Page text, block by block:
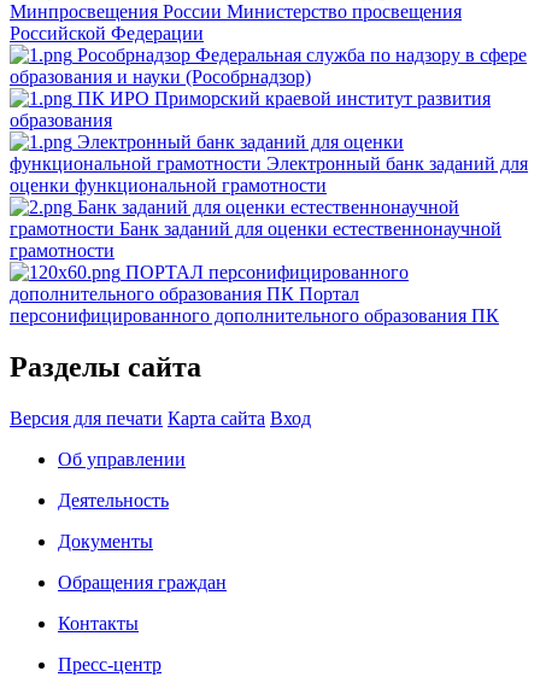
Минпросвещения России Министерство просвещения
Российской Федерации
Рособрнадзор Федеральная служба по надзору в сфере
образования и науки (Рособрнадзор)
ПК ИРО Приморский краевой институт развития
образования
Электронный банк заданий для оценки
функциональной грамотности Электронный банк заданий для
оценки функциональной грамотности
Банк заданий для оценки естественнонаучной
грамотности Банк заданий для оценки естественнонаучной
грамотности
ПОРТАЛ персонифицированного
дополнительного образования ПК Портал
персонифицированного дополнительного образования ПК
Разделы сайта
Версия для печати Карта сайта Вход
Об управлении
Деятельность
Документы
Обращения граждан
Контакты
Пресс-центр